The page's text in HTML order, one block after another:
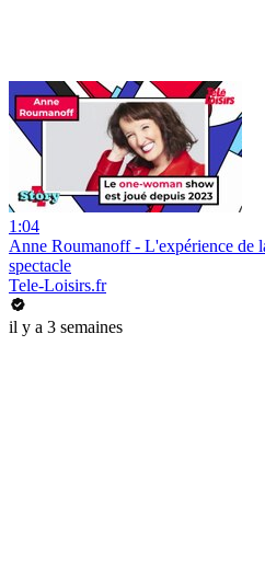
1:04
Anne Roumanoff - L'expérience de
spectacle
Tele-Loisirs.fr
il y a 3 semaines